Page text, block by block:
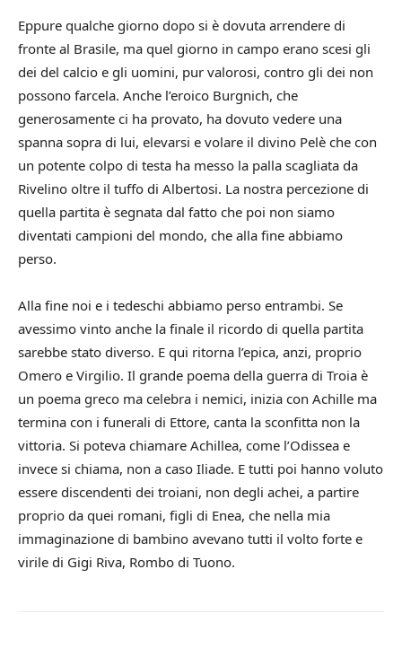
Eppure qualche giorno dopo si è dovuta arrendere di
fronte al Brasile, ma quel giorno in campo erano scesi gli
dei del calcio e gli uomini, pur valorosi, contro gli dei non
possono farcela. Anche l’eroico Burgnich, che
generosamente ci ha provato, ha dovuto vedere una
spanna sopra di lui, elevarsi e volare il divino Pelè che con
un potente colpo di testa ha messo la palla scagliata da
Rivelino oltre il tuffo di Albertosi. La nostra percezione di
quella partita è segnata dal fatto che poi non siamo
diventati campioni del mondo, che alla fine abbiamo
perso.
Alla fine noi e i tedeschi abbiamo perso entrambi. Se
avessimo vinto anche la finale il ricordo di quella partita
sarebbe stato diverso. E qui ritorna l’epica, anzi, proprio
Omero e Virgilio. Il grande poema della guerra di Troia è
un poema greco ma celebra i nemici, inizia con Achille ma
termina con i funerali di Ettore, canta la sconfitta non la
vittoria. Si poteva chiamare Achillea, come l’Odissea e
invece si chiama, non a caso Iliade. E tutti poi hanno voluto
essere discendenti dei troiani, non degli achei, a partire
proprio da quei romani, figli di Enea, che nella mia
immaginazione di bambino avevano tutti il volto forte e
virile di Gigi Riva, Rombo di Tuono.